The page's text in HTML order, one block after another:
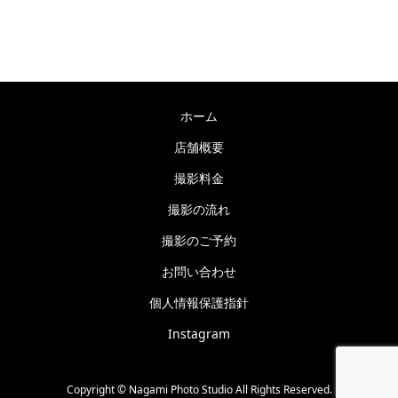
ホーム
店舗概要
撮影料金
撮影の流れ
撮影のご予約
お問い合わせ
個人情報保護指針
Instagram
Copyright © Nagami Photo Studio All Rights Reserved.